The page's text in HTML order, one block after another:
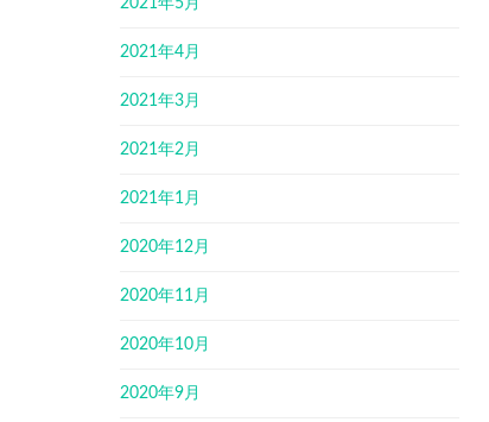
2021年5月
2021年4月
2021年3月
2021年2月
2021年1月
2020年12月
2020年11月
2020年10月
2020年9月